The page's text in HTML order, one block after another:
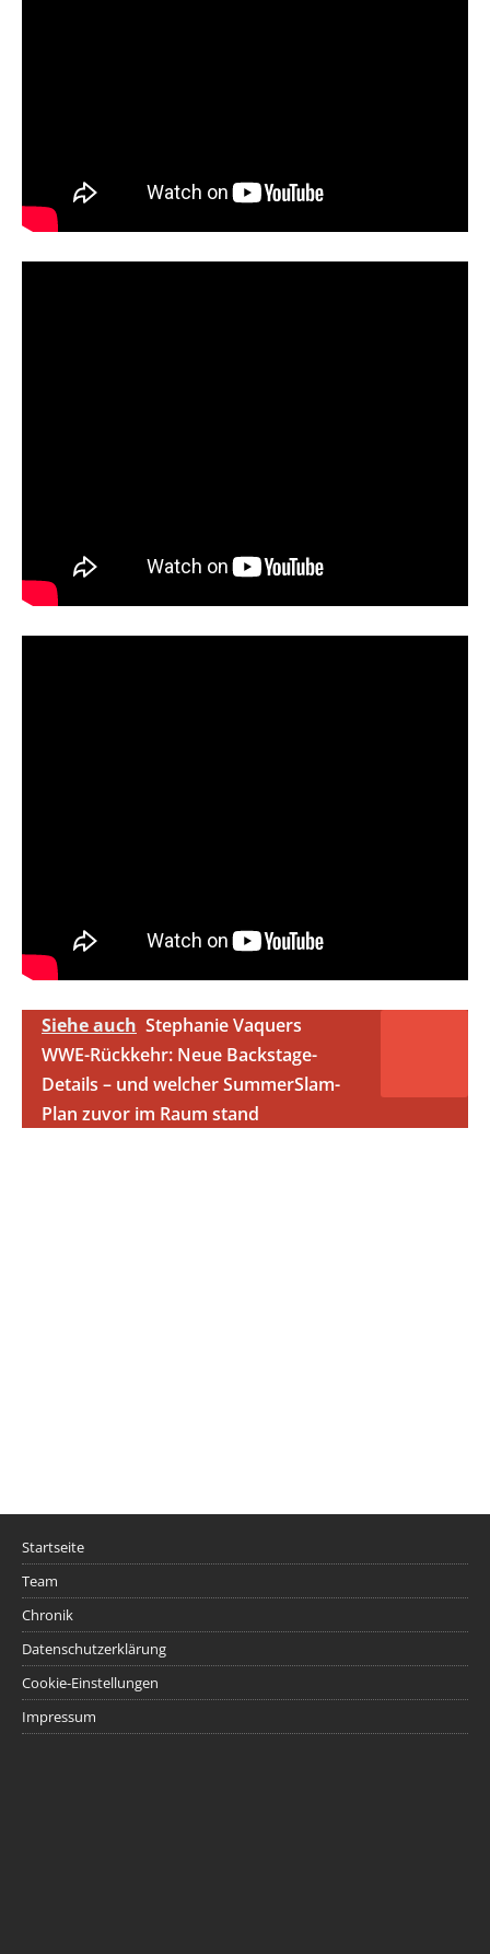
Siehe auch Stephanie Vaquers
WWE-Rückkehr: Neue Backstage-
Details – und welcher SummerSlam-
Plan zuvor im Raum stand
Startseite
Team
Chronik
Datenschutzerklärung
Cookie-Einstellungen
Impressum